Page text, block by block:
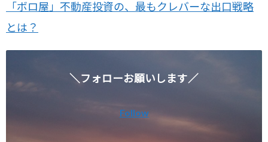
「ボロ屋」不動産投資の、最もクレバーな出口戦略
とは？
＼フォローお願いします／
Follow